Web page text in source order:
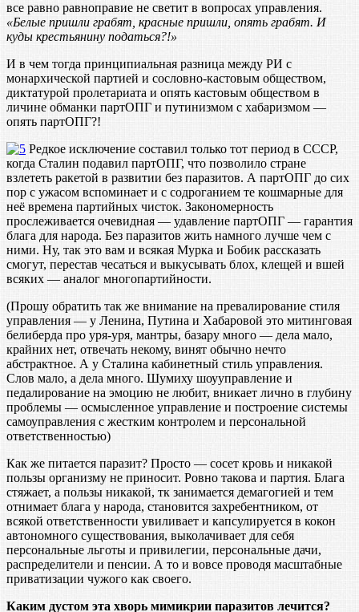
все равно равноправие не светит в вопросах управления.
«Белые пришли грабят, красные пришли, опять грабят. И
куды крестьянину податься?!»
И в чем тогда принципиальная разница между РИ с
монархической партией и сословно-кастовым обществом,
диктатурой пролетариата и опять кастовым обществом в
личине обманки партОПГ и путинизмом с хабаризмом —
опять партОПГ?!
Редкое исключение составил только тот период в СССР,
когда Сталин подавил партОПГ, что позволило стране
взлететь ракетой в развитии без паразитов. А партОПГ до сих
пор с ужасом вспоминает и с содроганием те кошмарные для
неё времена партийных чисток. Закономерность
прослеживается очевидная — удавление партОПГ — гарантия
блага для народа. Без паразитов жить намного лучше чем с
ними. Ну, так это вам и всякая Мурка и Бобик рассказать
смогут, перестав чесаться и выкусывать блох, клещей и вшей
всяких — аналог многопартийности.
(Прошу обратить так же внимание на превалирование стиля
управления — у Ленина, Путина и Хабаровой это митинговая
белиберда про уря-уря, мантры, базару много — дела мало,
крайних нет, отвечать некому, винят обычно нечто
абстрактное. А у Сталина кабинетный стиль управления.
Слов мало, а дела много. Шумиху шоууправление и
педалирование на эмоцию не любит, вникает лично в глубину
проблемы — осмысленное управление и построение системы
самоуправления с жестким контролем и персональной
ответственностью)
Как же питается паразит? Просто — сосет кровь и никакой
пользы организму не приносит. Ровно такова и партия. Блага
стяжает, а пользы никакой, тк занимается демагогией и тем
отнимает блага у народа, становится захребентником, от
всякой ответственности увиливает и капсулируется в кокон
автономного существования, выколачивает для себя
персональные льготы и привилегии, персональные дачи,
распределители и пенсии. А то и вовсе проводя масштабные
приватизации чужого как своего.
Каким дустом эта хворь мимикрии паразитов лечится?